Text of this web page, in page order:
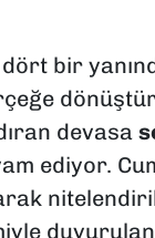
bir
devasa
ediyor.